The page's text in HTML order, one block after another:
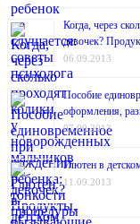
Когда, через
девочек?
06.09.2013
Пособие
оформления,
07.09.2013
Глютен в
11.09.2013